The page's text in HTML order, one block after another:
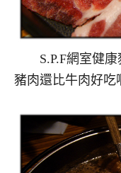
S.P.F網室健康
豬肉還比牛肉好吃